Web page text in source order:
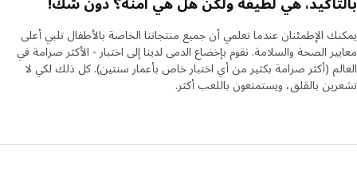
أضفي لمسةً من الحيوية إلى الغرفة
بجهودٍ بسيطة، يُمكن لأجواء السافانا أن تتجسّد في المنزل. بتغيير
شراشف السرير، أو إضافة غطاءٍ للمقعد، أو تثبيت ملصقات زخرفية
على الجدران وأعمدة السرير، يُمكن أن تتحول غرفة الأطفال إلى عالمٍ
من الحيوانات.
الإطمئنان عندما تعلمي أن جميع منتجاتنا الخاصة بالأطفال تلبي أعلى
الصحة والسلامة. نقوم بإخضاع الدمى لدينا إلى اختبار - الأكثر صرامة في
(أكثر صرامة بكثير من أي اختبار خاص بأعمار سنتين). كل ذلك لكي لا
بالقلق، ويستمتعون باللعب أكثر.